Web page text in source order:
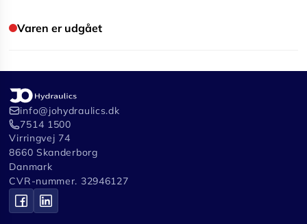
Varen er udgået
info@johydraulics.dk
7514 1500
Virringvej 74
8660 Skanderborg
Danmark
CVR-nummer. 32946127